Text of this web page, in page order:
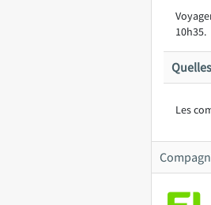
10h35.
Les